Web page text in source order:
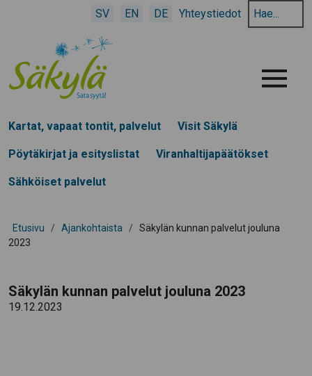
SV EN DE Yhteystiedot
Hae
hakusanalla:
Menu
Kartat, vapaat tontit, palvelut Visit Säkylä
Pöytäkirjat ja esityslistat Viranhaltijapäätökset
Sähköiset palvelut
Etusivu / Ajankohtaista /
Säkylän kunnan palvelut jouluna
2023
Säkylän kunnan palvelut jouluna 2023
19.12.2023